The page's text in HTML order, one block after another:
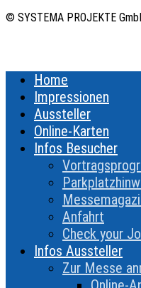
© SYSTEMA PROJEKTE
Home
Impressionen
Aussteller
Online-Karten
Infos Besucher
Anfahrt
Check your
Infos Aussteller
Zur Messe